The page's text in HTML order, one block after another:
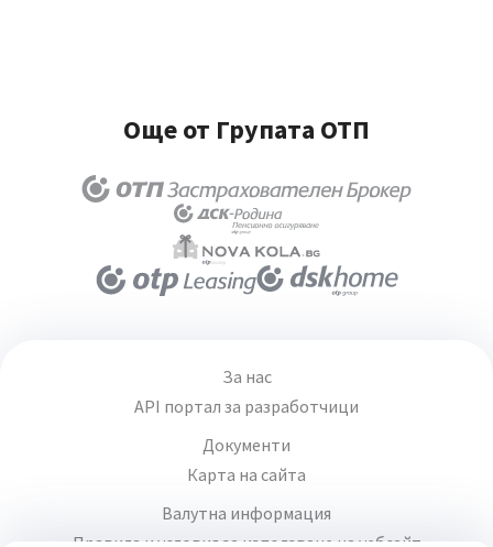
Още от Групата ОТП
За нас
API портал за разработчици
Документи
Карта на сайта
Валутна информация